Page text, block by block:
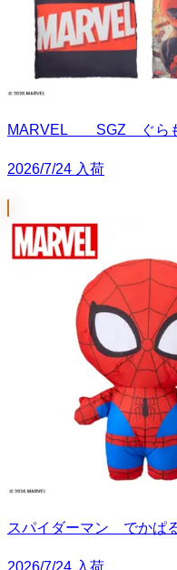
MARVEL SGZ ぐらも
2026/7/24 入荷
スパイダーマン でかぱ